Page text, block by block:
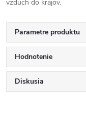
vzduch do krajov.
Parametre produktu
Hodnotenie
Diskusia